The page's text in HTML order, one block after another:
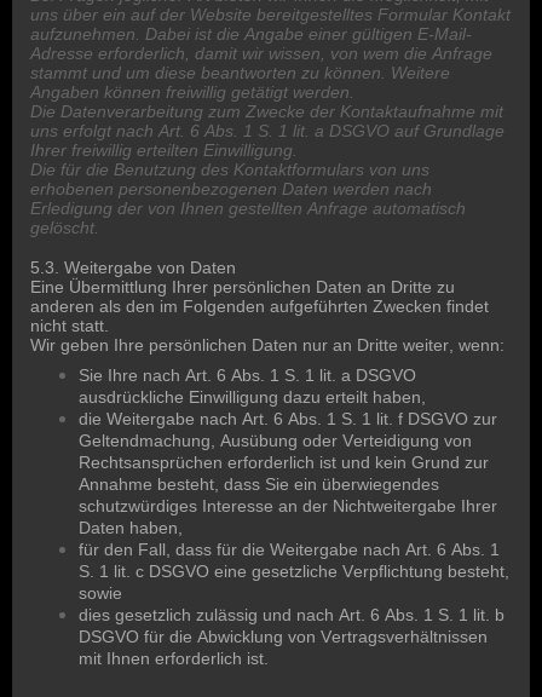
uns über ein auf der Website bereitgestelltes Formular Kontakt
aufzunehmen. Dabei ist die Angabe einer gültigen E-Mail-
Adresse erforderlich, damit wir wissen, von wem die Anfrage
stammt und um diese beantworten zu können. Weitere
Angaben können freiwillig getätigt werden.
Die Datenverarbeitung zum Zwecke der Kontaktaufnahme mit
uns erfolgt nach Art. 6 Abs. 1 S. 1 lit. a DSGVO auf Grundlage
Ihrer freiwillig erteilten Einwilligung.
Die für die Benutzung des Kontaktformulars von uns
erhobenen personenbezogenen Daten werden nach
Erledigung der von Ihnen gestellten Anfrage automatisch
gelöscht.
5.3. Weitergabe von Daten
Eine Übermittlung Ihrer persönlichen Daten an Dritte zu
anderen als den im Folgenden aufgeführten Zwecken findet
nicht statt.
Wir geben Ihre persönlichen Daten nur an Dritte weiter, wenn:
Sie Ihre nach Art. 6 Abs. 1 S. 1 lit. a DSGVO
ausdrückliche Einwilligung dazu erteilt haben,
die Weitergabe nach Art. 6 Abs. 1 S. 1 lit. f DSGVO zur
Geltendmachung, Ausübung oder Verteidigung von
Rechtsansprüchen erforderlich ist und kein Grund zur
Annahme besteht, dass Sie ein überwiegendes
schutzwürdiges Interesse an der Nichtweitergabe Ihrer
Daten haben,
für den Fall, dass für die Weitergabe nach Art. 6 Abs. 1
S. 1 lit. c DSGVO eine gesetzliche Verpflichtung besteht,
sowie
dies gesetzlich zulässig und nach Art. 6 Abs. 1 S. 1 lit. b
DSGVO für die Abwicklung von Vertragsverhältnissen
mit Ihnen erforderlich ist.